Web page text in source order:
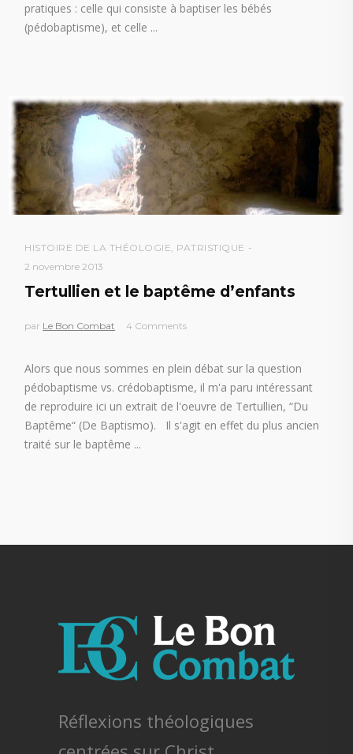
pratiques : celle qui consiste à baptiser les bébés
(pédobaptisme), et celle
HISTOIRE DE LA THÉOLOGIE, PATRISTIQUE
2 novembre 2013
Tertullien et le baptême d’enfants
par Le Bon Combat 4 Comments
Alors que nous sommes en plein débat sur la question
pédobaptisme vs. crédobaptisme, il m'a paru intéressant
de reproduire ici un extrait de l'oeuvre de Tertullien, “Du
Baptême“ (De Baptismo). Il s'agit en effet du plus ancien
traité sur le baptême
Réflexions théologiques